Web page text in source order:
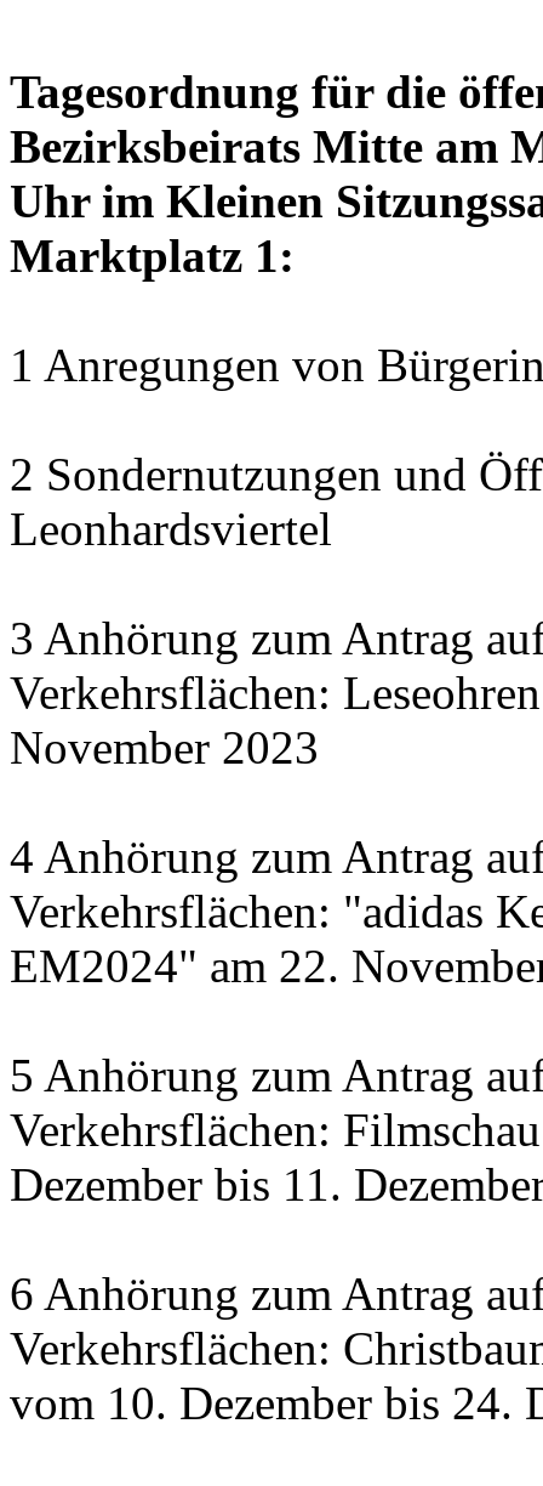
Tagesordnung für die
Bezirksbeirats Mitte am
Uhr im Kleinen
Marktplatz 1:
1 Anregungen von
2 Sondernutzungen und
Leonhardsviertel
3 Anhörung zum Antrag
Verkehrsflächen:
November 2023
4 Anhörung zum Antrag
Verkehrsflächen: "adidas
EM2024" am 22.
5 Anhörung zum Antrag
Verkehrsflächen:
Dezember bis 11.
6 Anhörung zum Antrag
Verkehrsflächen:
vom 10. Dezember bis 24.